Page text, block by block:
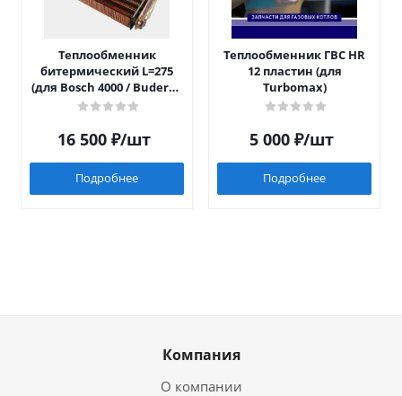
Теплообменник
битермический L=275
(для Bosch 4000 / Buderus
042)
16 500₽/шт
Подробнее
Теплообменник ГВС HR
12 пластин (для
Turbomax)
5 000₽/шт
Подробнее
Компания
О компании